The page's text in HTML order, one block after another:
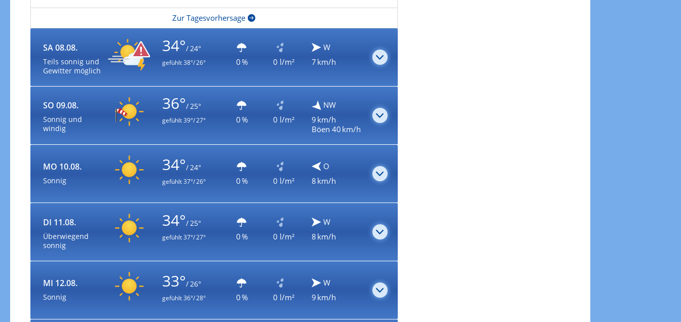
Zur Tagesvorhersage
SA 08.08.
Teils sonnig und
Gewitter möglich
34°/ 24°
gefühlt38°/ 26° 0 % 0 l/m²
W
7 km/h
SO 09.08.
Sonnig und
windig
36°/ 25°
gefühlt39°/ 27° 0 % 0 l/m²
NW
9 km/h
Böen 40 km/h
MO 10.08.
Sonnig
34°/ 24°
gefühlt37°/ 26° 0 % 0 l/m²
O
8 km/h
DI 11.08.
Überwiegend
sonnig
34°/ 25°
gefühlt37°/ 27° 0 % 0 l/m²
W
8 km/h
MI 12.08.
Sonnig
33°/ 26°
gefühlt36°/ 28° 0 % 0 l/m²
W
9 km/h